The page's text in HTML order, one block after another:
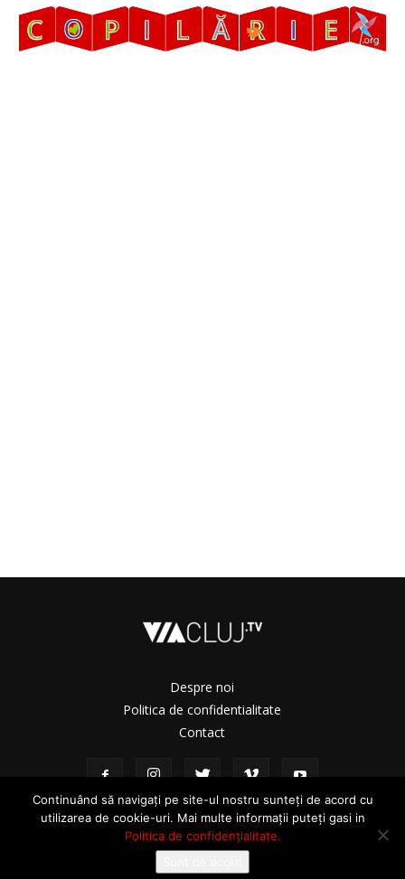
Despre noi
Politica de confidentialitate
Contact
Continuând să navigați pe site-ul nostru sunteți de acord cu
utilizarea de cookie-uri. Mai multe informații puteți gasi in
Politica de confidențialitate.